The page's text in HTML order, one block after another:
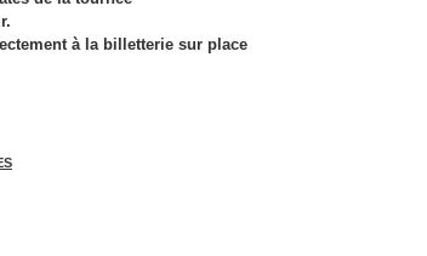
à la billetterie sur place